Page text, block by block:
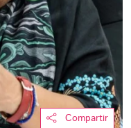
Compartir